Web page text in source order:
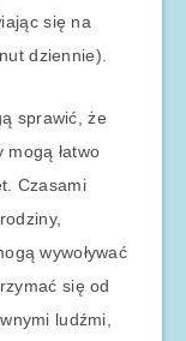
się na
dziennie).
sprawić, że
łatwo
Czasami
wywoływać
się od
ludźmi,